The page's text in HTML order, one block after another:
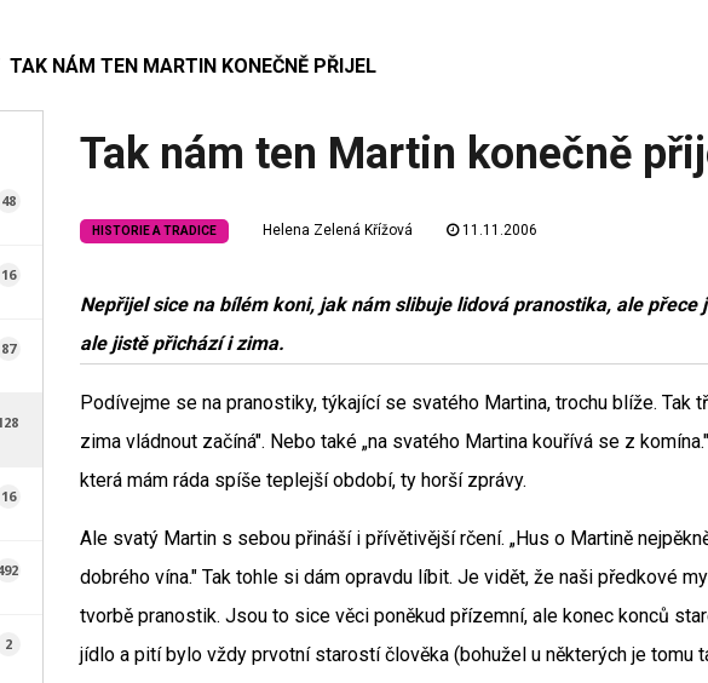
TAK NÁM TEN MARTIN KONEČNĚ PŘIJEL
48
16
87
16
2
Tak nám ten Martin konečně
HISTORIE A TRADICE Helena Zelená Křížová 11.11.2006
Nepřijel sice na bílém koni, jak nám slibuje lidová pranostika, ale přece
ale jistě přichází i zima.
Podívejme se na pranostiky, týkající se svatého Martina, trochu blíže. Tak
zima vládnout začíná". Nebo také „na svatého Martina kouřívá se z
která mám ráda spíše teplejší období, ty horší zprávy.
Ale svatý Martin s sebou přináší i přívětivější rčení. „Hus o Martině
dobrého vína." Tak tohle si dám opravdu líbit. Je vidět, že naši předkové
tvorbě pranostik. Jsou to sice věci poněkud přízemní, ale konec konců
jídlo a pití bylo vždy prvotní starostí člověka (bohužel u některých je tomu